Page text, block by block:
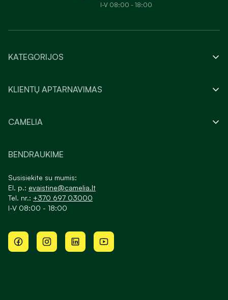
I-V 08:00 - 18:00
KATEGORIJOS
KLIENTŲ APTARNAVIMAS
CAMELIA
BENDRAUKIME
Susisiekite su mumis:
El. p.: evaistine@camelia.lt
Tel. nr.: +370 697 03000
I-V 08:00 - 18:00